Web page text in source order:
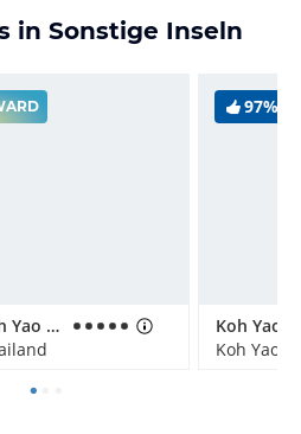
in Sonstige Inseln
Santhiya Koh Yao Yai Resort & Spa
97%
Koh Yao
Koh Yao